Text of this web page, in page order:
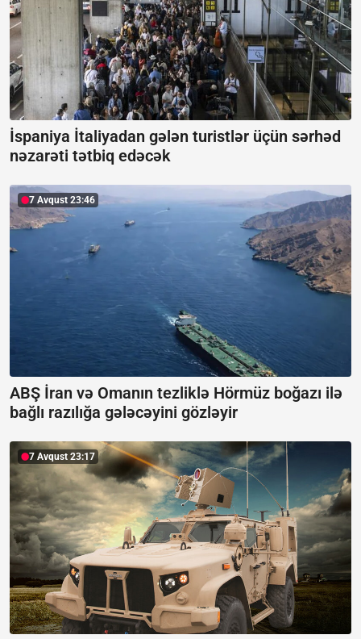
İspaniya İtaliyadan gələn turistlər üçün sərhəd
nəzarəti tətbiq edəcək
7 Avqust 23:46
ABŞ İran və Omanın tezliklə Hörmüz boğazı ilə
bağlı razılığa gələcəyini gözləyir
7 Avqust 23:17